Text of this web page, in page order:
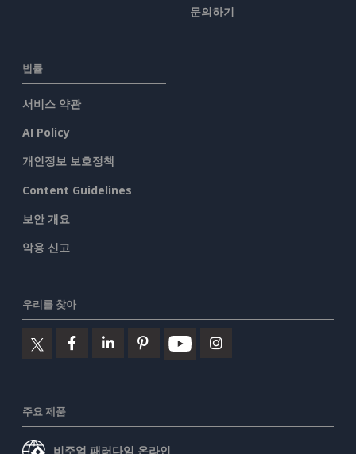
문의하기
법률
서비스 약관
AI Policy
개인정보 보호정책
Content Guidelines
보안 개요
악용 신고
우리를 찾아
주요 제품
비주얼 패러다임 온라인